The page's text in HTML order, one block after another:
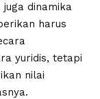
dinamika
harus
yuridis, tetapi
nilai